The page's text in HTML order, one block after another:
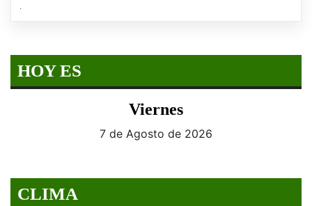
.
HOY ES
Viernes
7 de Agosto de 2026
CLIMA